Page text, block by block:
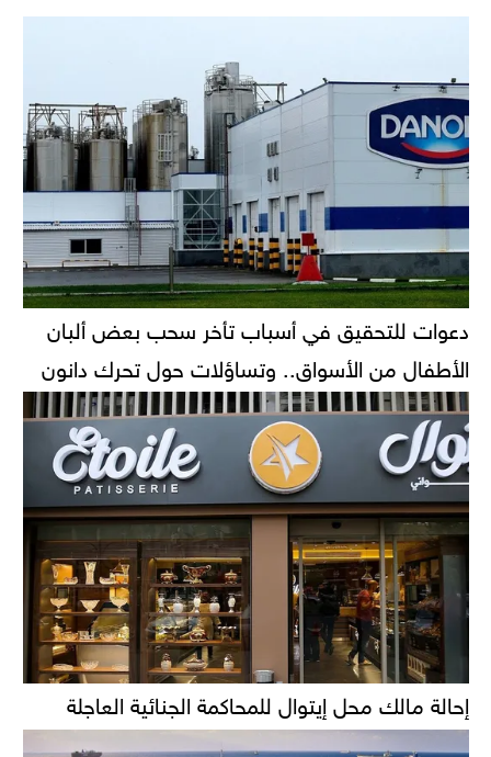
دعوات للتحقيق في أسباب تأخر سحب بعض ألبان
الأطفال من الأسواق.. وتساؤلات حول تحرك دانون
إحالة مالك محل إيتوال للمحاكمة الجنائية العاجلة